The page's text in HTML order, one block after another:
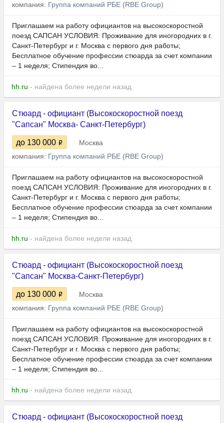
компания: Группа компаний РБЕ (RBE Group)
Приглашаем на работу официантов на высокоскоростной
поезд САПСАН УСЛОВИЯ: Проживание для иногородних в г.
Санкт-Петербург и г. Москва с первого дня работы;
Бесплатное обучение профессии стюарда за счет компании
– 1 неделя; Стипендия во...
hh.ru - найдена более недели назад
Стюард - официант (Высокоскоростной поезд
"Сапсан" Москва- Санкт-Петербург)
до 130 000
Москва
компания: Группа компаний РБЕ (RBE Group)
Приглашаем на работу официантов на высокоскоростной
поезд САПСАН УСЛОВИЯ: Проживание для иногородних в г.
Санкт-Петербург и г. Москва с первого дня работы;
Бесплатное обучение профессии стюарда за счет компании
– 1 неделя; Стипендия во...
hh.ru - найдена более недели назад
Стюард - официант (Высокоскоростной поезд
"Сапсан" Москва-Санкт-Петербург)
до 130 000
Москва
компания: Группа компаний РБЕ (RBE Group)
Приглашаем на работу официантов на высокоскоростной
поезд САПСАН УСЛОВИЯ: Проживание для иногородних в г.
Санкт-Петербург и г. Москва с первого дня работы;
Бесплатное обучение профессии стюарда за счет компании
– 1 неделя; Стипендия во...
hh.ru - найдена более недели назад
Стюард - официант (Высокоскоростной поезд